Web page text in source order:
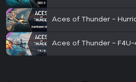
Aces of Thunder -
Aces of Thunder - F4U-